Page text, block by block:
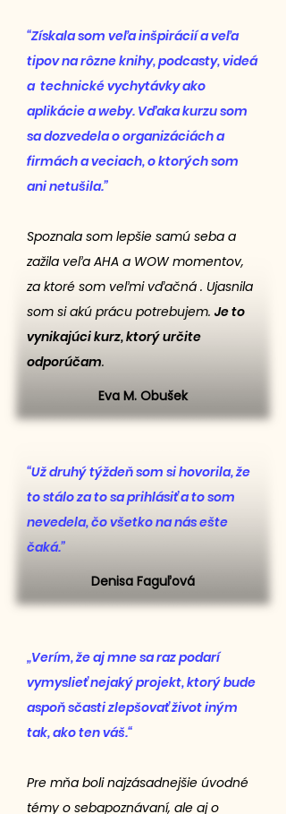
“Získala som veľa inšpirácií a veľa
tipov na rôzne knihy, podcasty, videá
a technické vychytávky ako
aplikácie a weby. Vďaka kurzu som
sa dozvedela o organizáciách a
firmách a veciach, o ktorých som
ani netušila.”
Spoznala som lepšie samú seba a
zažila veľa AHA a WOW momentov,
za ktoré som veľmi vďačná . Ujasnila
som si akú prácu potrebujem. Je to
vynikajúci kurz, ktorý určite
odporúčam.
Eva M. Obušek
“Už druhý týždeň som si hovorila, že
to stálo za to sa prihlásiť a to som
nevedela, čo všetko na nás ešte
čaká.”
Denisa Faguľová
„Verím, že aj mne sa raz podarí
vymyslieť nejaký projekt, ktorý bude
aspoň sčasti zlepšovať život iným
tak, ako ten váš.“
Pre mňa boli najzásadnejšie úvodné
témy o sebapoznávaní, ale aj o